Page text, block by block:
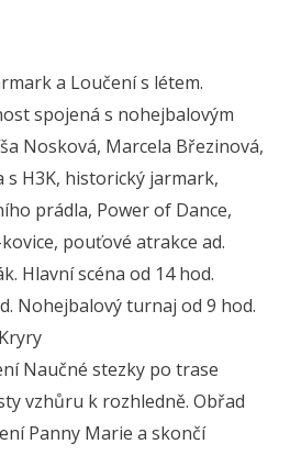
a Loučení s létem.
spojená s nohejbalovým
Nosková, Marcela Březinová,
s H3K, historický jarmark,
prádla, Power of Dance,
pouťové atrakce ad.
Hlavní scéna od 14 hod.
Nohejbalový turnaj od 9 hod.
Naučné stezky po trase
vzhůru k rozhledně. Obřad
Panny Marie a skončí